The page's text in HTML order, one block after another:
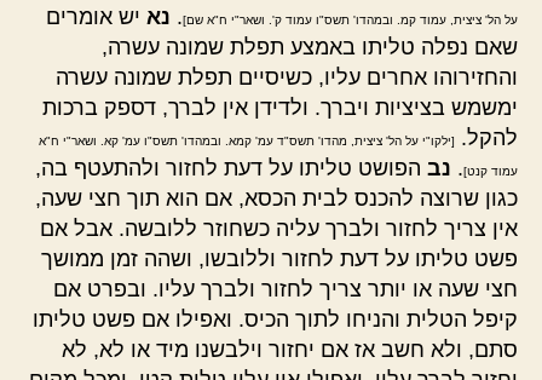
על הל' ציצית, עמוד קמ. ובמהדו' תשס"ו עמוד ק'. ושאר"י ח"א שם]. נא יש אומרים
שאם נפלה טליתו באמצע תפלת שמונה עשרה,
והחזירוהו אחרים עליו, כשיסיים תפלת שמונה עשרה
ימשמש בציציות ויברך. ולדידן אין לברך, דספק ברכות
להקל.
[ילקו"י על הל' ציצית, מהדו' תשס"ד עמ' קמא. ובמהדו' תשס"ו עמ' קא. ושאר"י ח"א
עמוד קנט]. נב הפושט טליתו על דעת לחזור ולהתעטף בה,
כגון שרוצה להכנס לבית הכסא, אם הוא תוך חצי שעה,
אין צריך לחזור ולברך עליה כשחוזר ללובשה. אבל אם
פשט טליתו על דעת לחזור וללובשו, ושהה זמן ממושך
חצי שעה או יותר צריך לחזור ולברך עליו. ובפרט אם
קיפל הטלית והניחו לתוך הכיס. ואפילו אם פשט טליתו
סתם, ולא חשב אז אם יחזור וילבשנו מיד או לא, לא